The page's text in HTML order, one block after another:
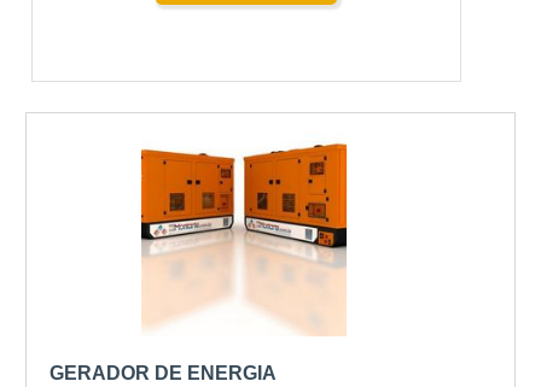
geradores de até65 Kvasão versáteis e práticos.
geradores de alta capacidade garantem energia
contínua e confiável.
ENTENDENDO OS CUSTOS
ENVOLVIDOS
Compreender os custos é essencial para tomar
GERADOR DE ENERGIA